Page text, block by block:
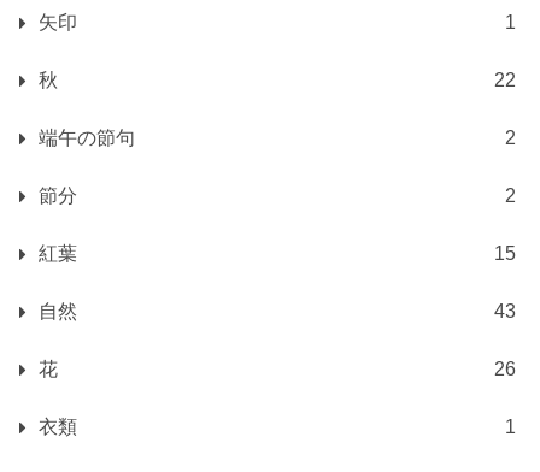
矢印 1
秋 22
端午の節句 2
節分 2
紅葉 15
自然 43
花 26
衣類 1